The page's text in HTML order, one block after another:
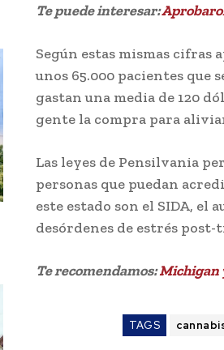
Te puede interesar:
Según estas mismas cifras
unos 65.000 pacientes que
gastan una media de 120
gente la compra para
Las leyes de Pensilvania
personas que puedan
este estado son el SIDA, el
desórdenes de estrés
Te recomendamos:Michigan
TAGS